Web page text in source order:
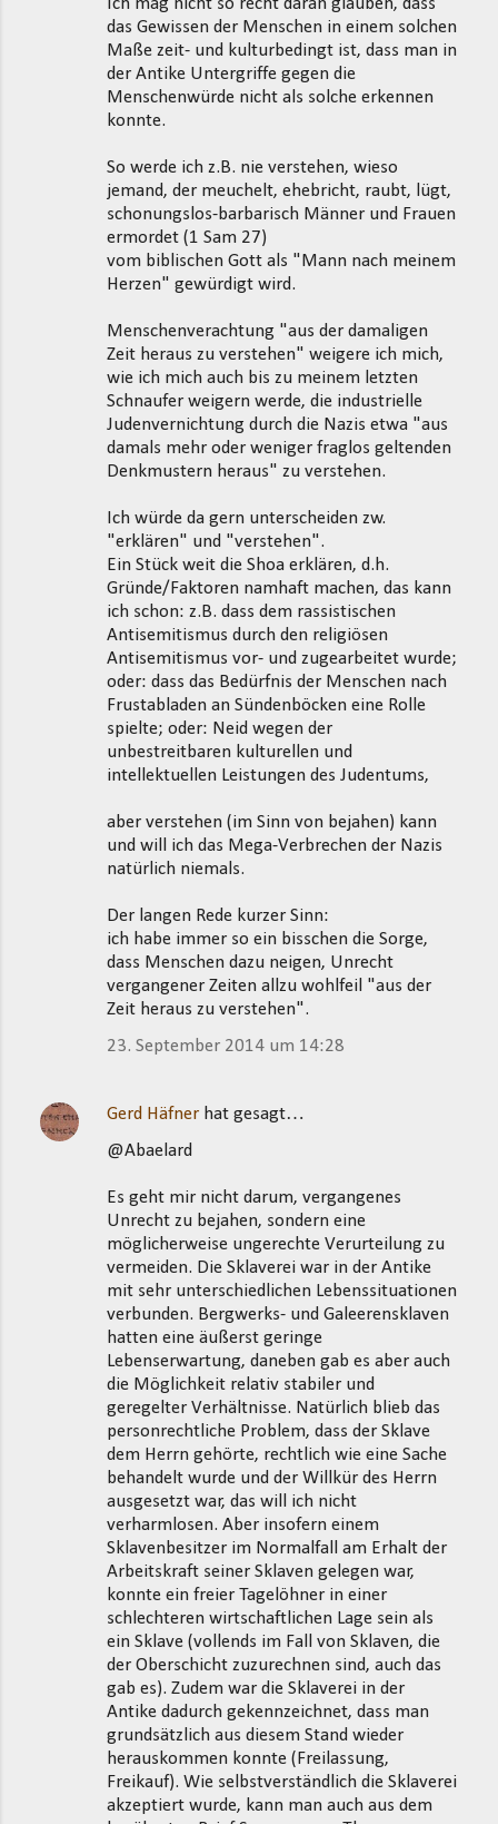
das Gewissen der Menschen in einem solchen
Maße zeit- und kulturbedingt ist, dass man in
der Antike Untergriffe gegen die
Menschenwürde nicht als solche erkennen
konnte.
So werde ich z.B. nie verstehen, wieso
jemand, der meuchelt, ehebricht, raubt, lügt,
schonungslos-barbarisch Männer und Frauen
ermordet (1 Sam 27)
vom biblischen Gott als "Mann nach meinem
Herzen" gewürdigt wird.
Menschenverachtung "aus der damaligen
Zeit heraus zu verstehen" weigere ich mich,
wie ich mich auch bis zu meinem letzten
Schnaufer weigern werde, die industrielle
Judenvernichtung durch die Nazis etwa "aus
damals mehr oder weniger fraglos geltenden
Denkmustern heraus" zu verstehen.
Ich würde da gern unterscheiden zw.
"erklären" und "verstehen".
Ein Stück weit die Shoa erklären, d.h.
Gründe/Faktoren namhaft machen, das kann
ich schon: z.B. dass dem rassistischen
Antisemitismus durch den religiösen
Antisemitismus vor- und zugearbeitet wurde;
oder: dass das Bedürfnis der Menschen nach
Frustabladen an Sündenböcken eine Rolle
spielte; oder: Neid wegen der
unbestreitbaren kulturellen und
intellektuellen Leistungen des Judentums,
aber verstehen (im Sinn von bejahen) kann
und will ich das Mega-Verbrechen der Nazis
natürlich niemals.
Der langen Rede kurzer Sinn:
ich habe immer so ein bisschen die Sorge,
dass Menschen dazu neigen, Unrecht
vergangener Zeiten allzu wohlfeil "aus der
Zeit heraus zu verstehen".
23. September 2014 um 14:28
Gerd Häfner hat gesagt…
@Abaelard
Es geht mir nicht darum, vergangenes
Unrecht zu bejahen, sondern eine
möglicherweise ungerechte Verurteilung zu
vermeiden. Die Sklaverei war in der Antike
mit sehr unterschiedlichen Lebenssituationen
verbunden. Bergwerks- und Galeerensklaven
hatten eine äußerst geringe
Lebenserwartung, daneben gab es aber auch
die Möglichkeit relativ stabiler und
geregelter Verhältnisse. Natürlich blieb das
personrechtliche Problem, dass der Sklave
dem Herrn gehörte, rechtlich wie eine Sache
behandelt wurde und der Willkür des Herrn
ausgesetzt war, das will ich nicht
verharmlosen. Aber insofern einem
Sklavenbesitzer im Normalfall am Erhalt der
Arbeitskraft seiner Sklaven gelegen war,
konnte ein freier Tagelöhner in einer
schlechteren wirtschaftlichen Lage sein als
ein Sklave (vollends im Fall von Sklaven, die
der Oberschicht zuzurechnen sind, auch das
gab es). Zudem war die Sklaverei in der
Antike dadurch gekennzeichnet, dass man
grundsätzlich aus diesem Stand wieder
herauskommen konnte (Freilassung,
Freikauf). Wie selbstverständlich die Sklaverei
akzeptiert wurde, kann man auch aus dem